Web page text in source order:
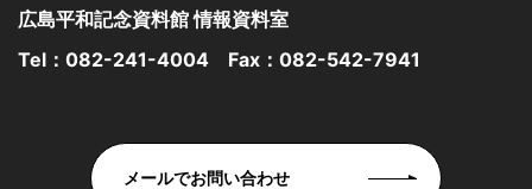
広島平和記念資料館 情報資料室
Tel： 082-241-4004 Fax：082-542-7941
メールでお問い合わせ